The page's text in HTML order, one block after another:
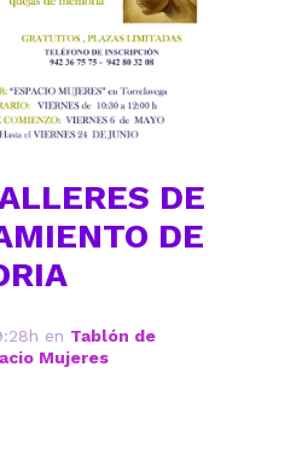
DE
DE
en Tablón de
Mujeres